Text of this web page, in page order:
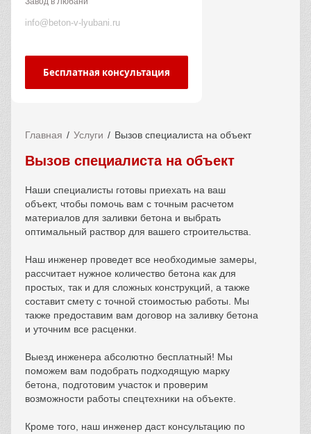
info@beton-v-lyubani.ru
Бесплатная консультация
Главная Услуги Вызов специалиста на объект
Вызов специалиста на объект
Наши специалисты готовы приехать на ваш
объект, чтобы помочь вам с точным расчетом
материалов для заливки бетона и выбрать
оптимальный раствор для вашего строительства.
Наш инженер проведет все необходимые замеры,
рассчитает нужное количество бетона как для
простых, так и для сложных конструкций, а также
составит смету с точной стоимостью работы. Мы
также предоставим вам договор на заливку бетона
и уточним все расценки.
Выезд инженера абсолютно бесплатный! Мы
поможем вам подобрать подходящую марку
бетона, подготовим участок и проверим
возможности работы спецтехники на объекте.
Кроме того, наш инженер даст консультацию по